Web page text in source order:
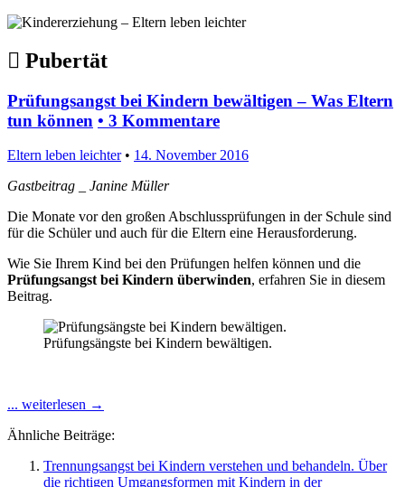
Pubertät
Prüfungsangst bei Kindern bewältigen – Was Eltern
tun können • 3 Kommentare
Eltern leben leichter • 14. November 2016
Gastbeitrag _ Janine Müller
Die Monate vor den großen Abschlussprüfungen in der Schule sind
für die Schüler und auch für die Eltern eine Herausforderung.
Wie Sie Ihrem Kind bei den Prüfungen helfen können und die
Prüfungsangst bei Kindern überwinden, erfahren Sie in diesem
Beitrag.
Prüfungsängste bei Kindern bewältigen.
... weiterlesen →
Ähnliche Beiträge:
Trennungsangst bei Kindern verstehen und behandeln. Über
die richtigen Umgangsformen mit Kindern in der